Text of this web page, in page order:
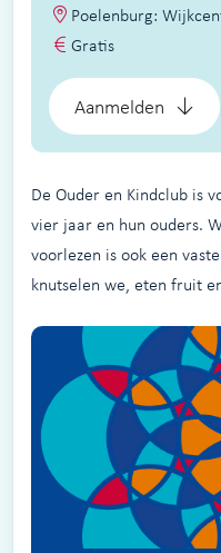
Poelenburg:
Gratis
Aanmelden
De Ouder en Kindclub is
vier jaar en hun ouders.
voorlezen is ook een
knutselen we, eten fruit